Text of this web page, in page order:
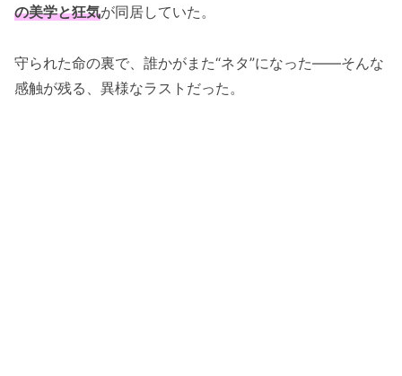
の美学と狂気が同居していた。
守られた命の裏で、誰かがまた“ネタ”になった――そんな
感触が残る、異様なラストだった。